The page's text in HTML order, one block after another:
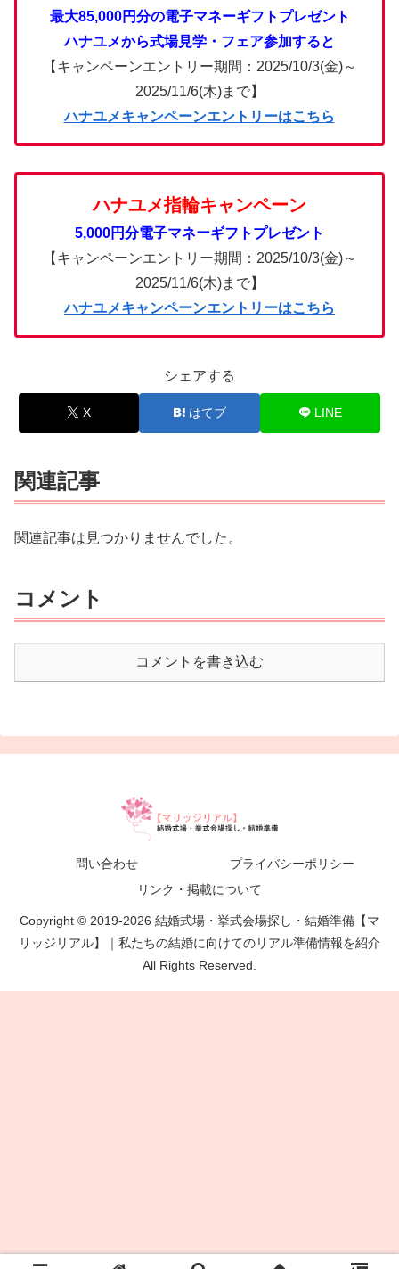
最大85,000円分の電子マネーギフトプレゼント
ハナユメから式場見学・フェア参加すると
【キャンペーンエントリー期間：2025/10/3(金)～
2025/11/6(木)まで】
ハナユメキャンペーンエントリーはこちら
ハナユメ指輪キャンペーン
5,000円分電子マネーギフトプレゼント
【キャンペーンエントリー期間：2025/10/3(金)～
2025/11/6(木)まで】
ハナユメキャンペーンエントリーはこちら
シェアする
X はてブ LINE
関連記事
関連記事は見つかりませんでした。
コメント
コメントを書き込む
問い合わせ
プライバシーポリシー
リンク・掲載について
Copyright © 2019-2026 結婚式場・挙式会場探し・結婚準備【マ
リッジリアル】｜私たちの結婚に向けてのリアル準備情報を紹介
All Rights Reserved.